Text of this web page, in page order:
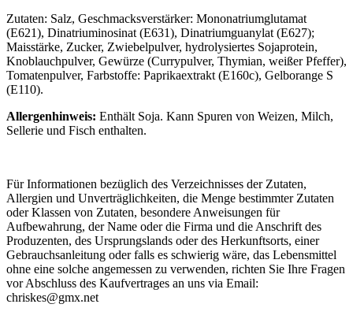
Zutaten: Salz, Geschmacksverstärker: Mononatriumglutamat
(E621), Dinatriuminosinat (E631), Dinatriumguanylat (E627);
Maisstärke, Zucker, Zwiebelpulver, hydrolysiertes Sojaprotein,
Knoblauchpulver, Gewürze (Currypulver, Thymian, weißer Pfeffer),
Tomatenpulver, Farbstoffe: Paprikaextrakt (E160c), Gelborange S
(E110).
Allergenhinweis: Enthält Soja. Kann Spuren von Weizen, Milch,
Sellerie und Fisch enthalten.
Für Informationen bezüglich des Verzeichnisses der Zutaten,
Allergien und Unverträglichkeiten, die Menge bestimmter Zutaten
oder Klassen von Zutaten, besondere Anweisungen für
Aufbewahrung, der Name oder die Firma und die Anschrift des
Produzenten, des Ursprungslands oder des Herkunftsorts, einer
Gebrauchsanleitung oder falls es schwierig wäre, das Lebensmittel
ohne eine solche angemessen zu verwenden, richten Sie Ihre Fragen
vor Abschluss des Kaufvertrages an uns via Email:
chriskes@gmx.net